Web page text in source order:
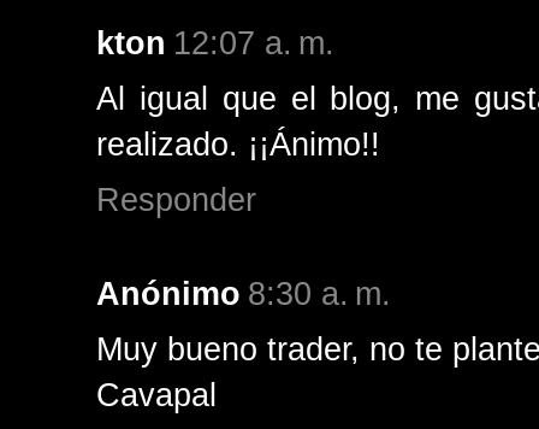
kton 12:07 a. m.
Al igual que el blog, me
realizado. ¡¡Ánimo!!
Responder
Anónimo 8:30 a. m.
Muy bueno trader, no te
Cavapal